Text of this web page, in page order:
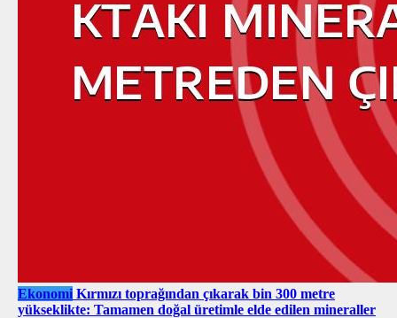
Ekonomi Kırmızı toprağından çıkarak bin 300 metre
yükseklikte: Tamamen doğal üretimle elde edilen mineraller